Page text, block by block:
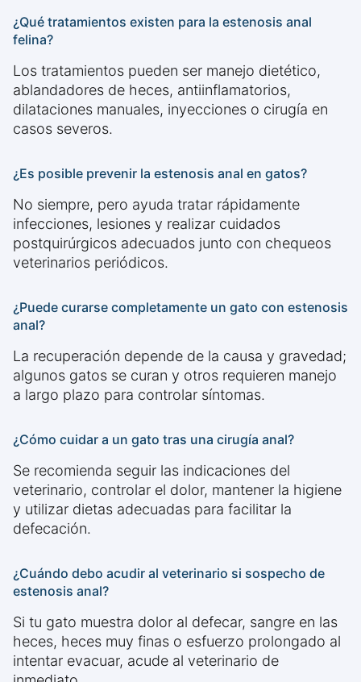
¿Qué tratamientos existen para la estenosis anal
felina?
Los tratamientos pueden ser manejo dietético,
ablandadores de heces, antiinflamatorios,
dilataciones manuales, inyecciones o cirugía en
casos severos.
¿Es posible prevenir la estenosis anal en gatos?
No siempre, pero ayuda tratar rápidamente
infecciones, lesiones y realizar cuidados
postquirúrgicos adecuados junto con chequeos
veterinarios periódicos.
¿Puede curarse completamente un gato con estenosis
anal?
La recuperación depende de la causa y gravedad;
algunos gatos se curan y otros requieren manejo
a largo plazo para controlar síntomas.
¿Cómo cuidar a un gato tras una cirugía anal?
Se recomienda seguir las indicaciones del
veterinario, controlar el dolor, mantener la higiene
y utilizar dietas adecuadas para facilitar la
defecación.
¿Cuándo debo acudir al veterinario si sospecho de
estenosis anal?
Si tu gato muestra dolor al defecar, sangre en las
heces, heces muy finas o esfuerzo prolongado al
intentar evacuar, acude al veterinario de